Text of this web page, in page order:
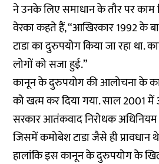
ने उनके लिए समाधान के तौर पर काम
वेरका कहते हैं, “आखिरकार 1992 के
टाडा का दुरुपयोग किया जा रहा
लोगों को सजा हुई.”
कानून के दुरुपयोग की आलोचना के
को खत्म कर दिया गया. साल 2001
सरकार आतंकवाद निरोधक
जिसमें कमोबेश टाडा जैसे ही प्रावधान
हालांकि इस कानून के दुरुपयोग के